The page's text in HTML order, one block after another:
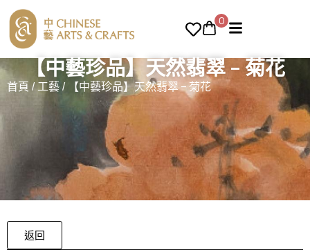
0
【中藝珍品】天然翡翠 – 菊花
首頁 /工藝/ 【中藝珍品】天然翡翠 – 菊花
返回